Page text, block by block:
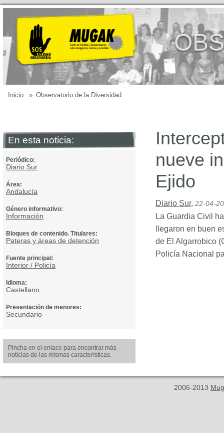
Inicio » Observatorio de la Diversidad
En esta noticia:
Periódico:
Diario Sur
Área:
Andalucía
Género informativo:
Información
Bloques de contenido. Titulares:
Pateras y áreas de detención
Fuente principal:
Interior / Policía
Idioma:
Castellano
Presentación de menores:
Secundario
Pincha en el enlace para encontrar más
noticias de las mismas características.
nueve
Ejido
Diario Sur, 22-04-
La Guardia Civil
llegaron en buen
de El Algarrobico
Policía Nacional
2006-2013